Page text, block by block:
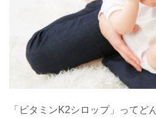
「ビタミンK2シロップ」ってど